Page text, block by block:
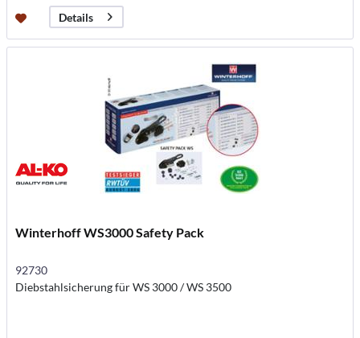
Details
Winterhoff WS3000 Safety Pack
92730
Diebstahlsicherung für WS 3000 / WS 3500